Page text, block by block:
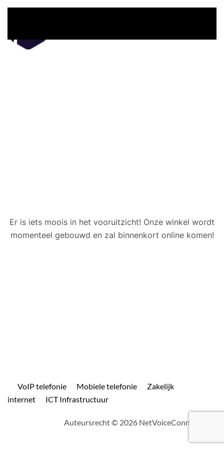
Er is iets moois in het vooruitzicht! Onze winkel wordt
momenteel gebouwd en zal binnenkort online komen!
VoIP telefonie Mobiele telefonie
Zakelijk
internet
ICT Infrastructuur
Auteursrecht © 2026 NetVoiceConnect.com